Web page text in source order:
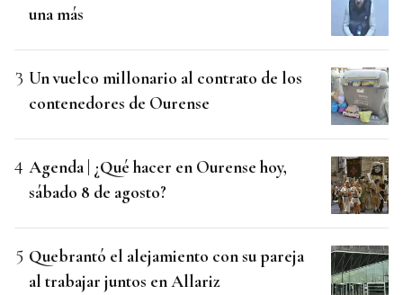
una más
Un vuelco millonario al contrato de los
contenedores de Ourense
Agenda | ¿Qué hacer en Ourense hoy,
sábado 8 de agosto?
Quebrantó el alejamiento con su pareja
al trabajar juntos en Allariz